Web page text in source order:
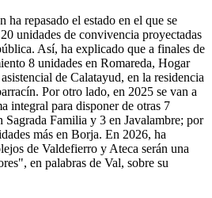
repasado el estado en el que se
unidades de convivencia proyectadas
Así, ha explicado que a finales de
8 unidades en Romareda, Hogar
de Calatayud, en la residencia
Por otro lado, en 2025 se van a
integral para disponer de otras 7
Familia y 3 en Javalambre; por
más en Borja. En 2026, ha
de Valdefierro y Ateca serán una
en palabras de Val, sobre su